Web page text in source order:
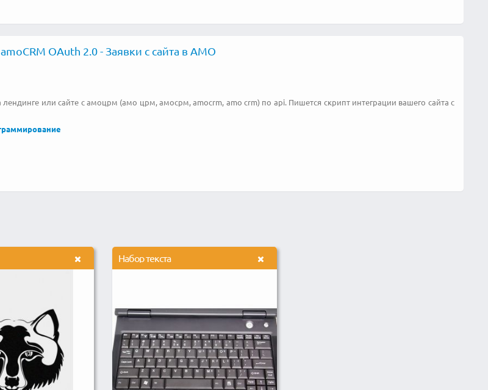
OAuth 2.0 - Заявки с сайта в AMO
или сайте с амоцрм (амо црм, амосрм, amocrm, amo crm) по api. Пишется скрипт интеграции вашего сайта с
Набор текста